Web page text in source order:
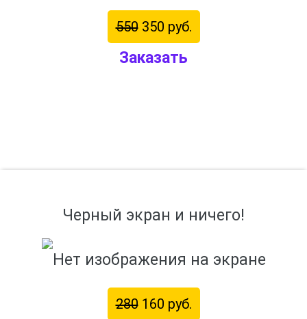
550350 руб.
Заказать
Черный экран и ничего!
280160 руб.